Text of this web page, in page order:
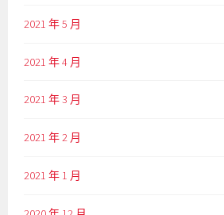
2021 年 5 月
2021 年 4 月
2021 年 3 月
2021 年 2 月
2021 年 1 月